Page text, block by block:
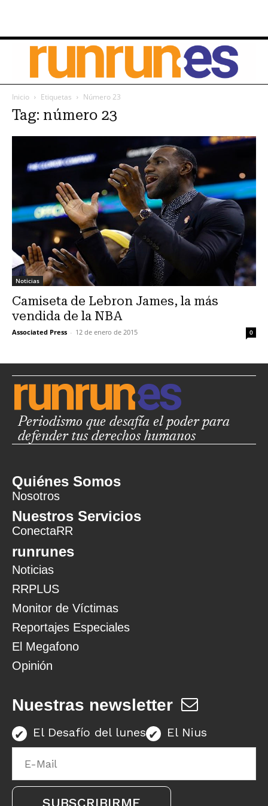
Inicio Etiquetas Número 23
Tag: número 23
Noticias
Camiseta de Lebron James, la más
vendida de la NBA
Associated Press - 12 de enero de 2015 0
Periodismo que desafía el poder para
defender tus derechos humanos
Quiénes Somos
Nosotros
Nuestros Servicios
ConectaRR
runrunes
Noticias
RRPLUS
Monitor de Víctimas
Reportajes Especiales
El Megafono
Opinión
Nuestras newsletter
El Desafío del lunes El Nius